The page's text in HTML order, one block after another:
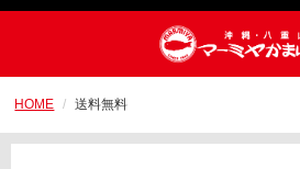
HOME 送料無料